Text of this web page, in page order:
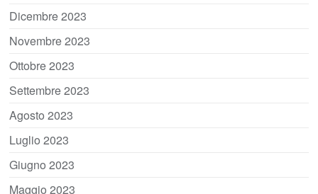
Dicembre 2023
Novembre 2023
Ottobre 2023
Settembre 2023
Agosto 2023
Luglio 2023
Giugno 2023
Maggio 2023